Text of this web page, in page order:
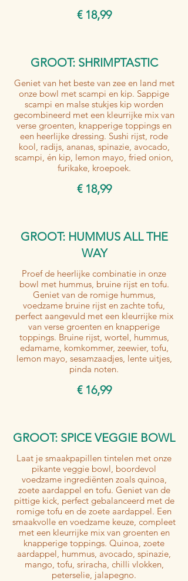
€ 18,99
GROOT: SHRIMPTASTIC
Geniet van het beste van zee en land met
onze bowl met scampi en kip. Sappige
scampi en malse stukjes kip worden
gecombineerd met een kleurrijke mix van
verse groenten, knapperige toppings en
een heerlijke dressing. Sushi rijst, rode
kool, radijs, ananas, spinazie, avocado,
scampi, én kip, lemon mayo, fried onion,
furikake, kroepoek.
€ 18,99
GROOT: HUMMUS ALL THE
WAY
Proef de heerlijke combinatie in onze
bowl met hummus, bruine rijst en tofu.
Geniet van de romige hummus,
voedzame bruine rijst en zachte tofu,
perfect aangevuld met een kleurrijke mix
van verse groenten en knapperige
toppings. Bruine rijst, wortel, hummus,
edamame, komkommer, zeewier, tofu,
lemon mayo, sesamzaadjes, lente uitjes,
pinda noten.
€ 16,99
GROOT: SPICE VEGGIE BOWL
Laat je smaakpapillen tintelen met onze
pikante veggie bowl, boordevol
voedzame ingrediënten zoals quinoa,
zoete aardappel en tofu. Geniet van de
pittige kick, perfect gebalanceerd met de
romige tofu en de zoete aardappel. Een
smaakvolle en voedzame keuze, compleet
met een kleurrijke mix van groenten en
knapperige toppings. Quinoa, zoete
aardappel, hummus, avocado, spinazie,
mango, tofu, sriracha, chilli vlokken,
peterselie, jalapegno.